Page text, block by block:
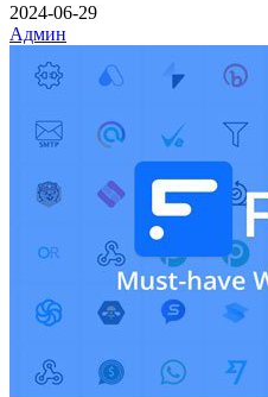
2024-06-29
Админ